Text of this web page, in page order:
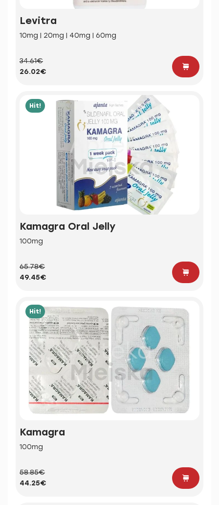
Levitra
10mg | 20mg | 40mg | 60mg
34.61€
26.02€
Hit!
Kamagra Oral Jelly
100mg
65.78€
49.45€
Hit!
Kamagra
100mg
58.85€
44.25€